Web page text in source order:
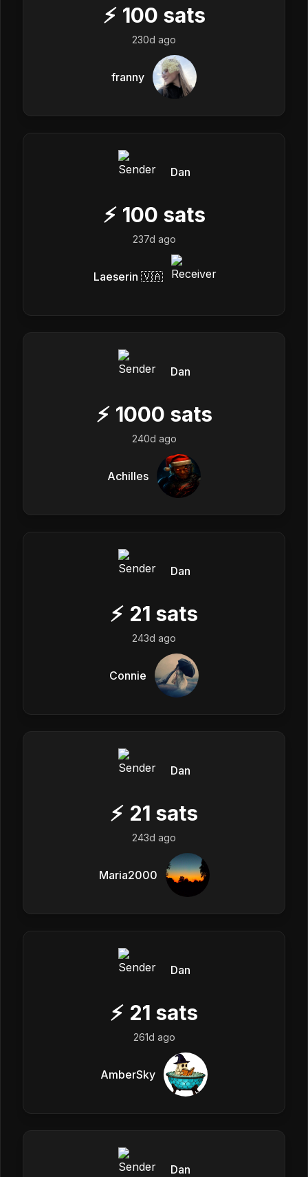
⚡ 100 sats
230d ago
franny
Dan
⚡ 100 sats
237d ago
Laeserin 🇻🇦
Dan
⚡ 1000 sats
240d ago
Achilles
Dan
⚡ 21 sats
243d ago
Connie
Dan
⚡ 21 sats
243d ago
Maria2000
Dan
⚡ 21 sats
261d ago
AmberSky
Dan